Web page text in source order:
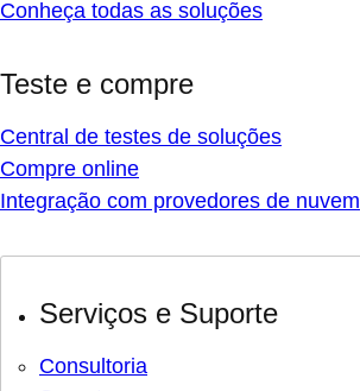
Conheça todas as soluções
Teste e compre
Central de testes de soluções
Compre online
Integração com provedores de nuvem
Serviços e Suporte
Consultoria